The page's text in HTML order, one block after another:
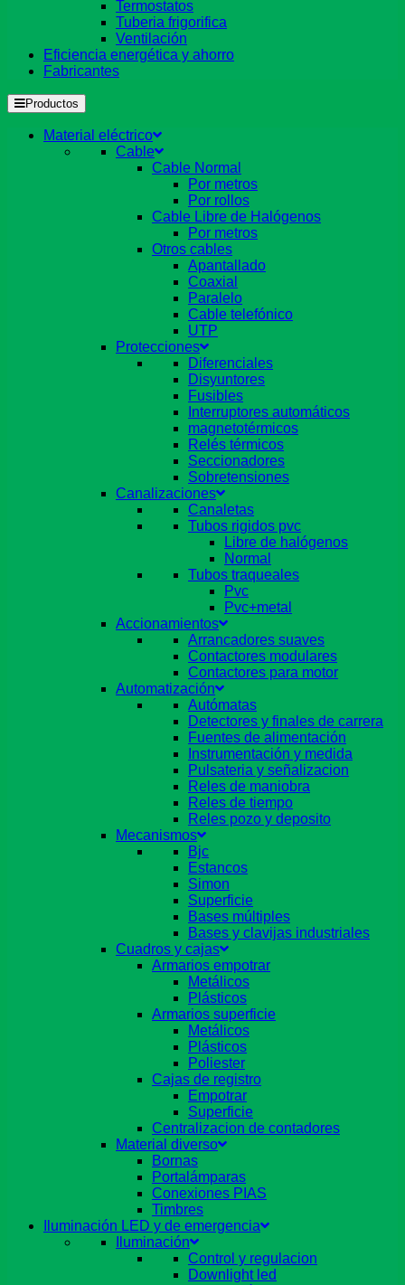
Termostatos
Tuberia frigorifica
Ventilación
Eficiencia energética y ahorro
Fabricantes
Productos
Material eléctrico
Cable
Cable Normal
Por metros
Por rollos
Cable Libre de Halógenos
Por metros
Otros cables
Apantallado
Coaxial
Paralelo
Cable telefónico
UTP
Protecciones
Diferenciales
Disyuntores
Fusibles
Interruptores automáticos
magnetotérmicos
Relés térmicos
Seccionadores
Sobretensiones
Canalizaciones
Canaletas
Tubos rigidos pvc
Libre de halógenos
Normal
Tubos traqueales
Pvc
Pvc+metal
Accionamientos
Arrancadores suaves
Contactores modulares
Contactores para motor
Automatización
Autómatas
Detectores y finales de carrera
Fuentes de alimentación
Instrumentación y medida
Pulsateria y señalizacion
Reles de maniobra
Reles de tiempo
Reles pozo y deposito
Mecanismos
Bjc
Estancos
Simon
Superficie
Bases múltiples
Bases y clavijas industriales
Cuadros y cajas
Armarios empotrar
Metálicos
Plásticos
Armarios superficie
Metálicos
Plásticos
Poliester
Cajas de registro
Empotrar
Superficie
Centralizacion de contadores
Material diverso
Bornas
Portalámparas
Conexiones PIAS
Timbres
Iluminación LED y de emergencia
Iluminación
Control y regulacion
Downlight led